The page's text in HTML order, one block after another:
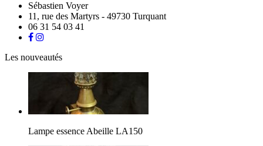
Sébastien Voyer
11, rue des Martyrs - 49730 Turquant
06 31 54 03 41
Les nouveautés
Lampe essence Abeille LA150